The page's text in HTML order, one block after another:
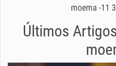
moema -11
Últimos